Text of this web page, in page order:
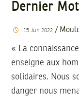
Dernier Mot
15 Jun 2022/
« La
enseigne aux
solidaires. Nous
danger nous